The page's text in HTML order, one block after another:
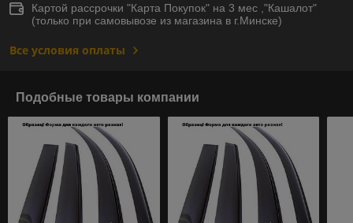
Картой рассрочки "Карта Покупок" на 3 мес ,"Кашалот"
(только при самовывозе из магазина в г.Минске)
Все условия оплаты
Подобные товары компании